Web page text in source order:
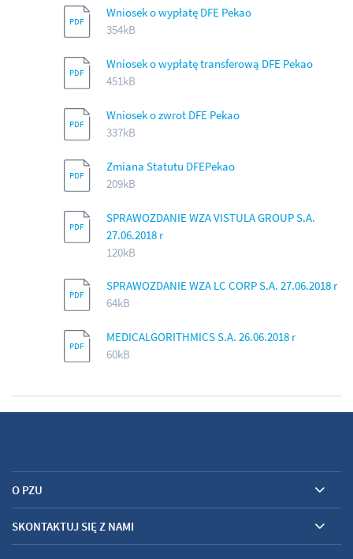
Wniosek o wypłatę DFE Pekao
354kB
Wniosek o wypłatę transferową DFE Pekao
451kB
Wniosek o zwrot DFE Pekao
337kB
Zmiana Statutu DFEPekao
209kB
SPRAWOZDANIE WZA VISTULA GROUP S.A.
27.06.2018 r
120kB
SPRAWOZDANIE WZA LC CORP S.A. 27.06.2018 r
64kB
MEDICALGORITHMICS S.A. 26.06.2018 r
60kB
O PZU
SKONTAKTUJ SIĘ Z NAMI